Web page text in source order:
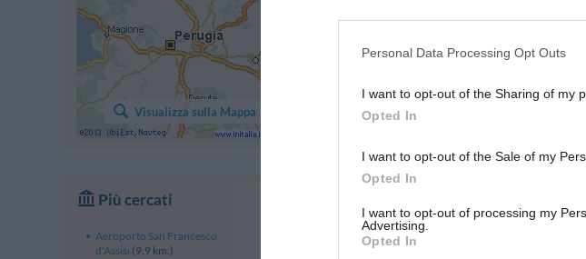
Personal Data Processing Opt Outs
I want to opt-out of the Sharing of my
Opted In
I want to opt-out of the Sale of my
Opted In
I want to opt-out of processing my
Advertising.
Opted In
Via Bonazzi 19,
L'Hotel Fortuna si
Il palazzo che
La struttura a
L'Hotel Ilgo è un
alberato. In
Visualizza sulla Mappa
Più cercati
Aeroporto San Francesco
d'Assisi (9.9 km.)